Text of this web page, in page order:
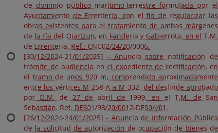
de dominio público marítimo-terrestre formulada por el
Ayuntamiento de Errenteria, con el fin de regularizar las
obras existentes para el tratamiento de ambas márgenes
de la ría del Oiartzun, en Fanderia y Gabierrota, en el T.M.
de Errenteria. Ref.: CNC02/24/20/0006.
[30/12/2024-21/01/2025] - Anuncio sobre notificación de
trámite de audiencia en el expediente de rectificación, en
el tramo de unos 920 m, comprendido aproximadamente
entre los vértices M-258-A a M-332, del deslinde aprobado
por O.M. de 27 de abril de 1999, en el T.M. de San
Sebastián. Ref. DES01/98/20/0012-DES04/01.
[26/12/2024-24/01/2025] - Anuncio de Información Pública
de la solicitud de autorización de ocupación de bienes de